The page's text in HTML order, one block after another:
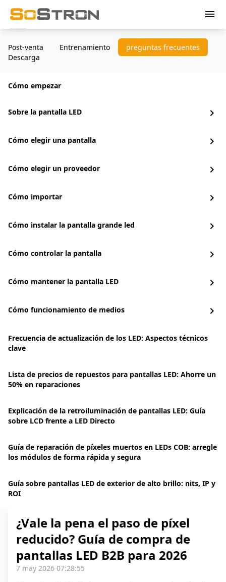
menu
Post-venta Entrenamiento
preguntas frecuentes
Descarga
Cómo empezar
Sobre la pantalla LED chevron_right
Cómo elegir una pantalla chevron_right
Cómo elegir un proveedor chevron_right
Cómo importar chevron_right
Cómo instalar la pantalla grande led chevron_right
Cómo controlar la pantalla chevron_right
Cómo mantener la pantalla LED chevron_right
Cómo funcionamiento de medios chevron_right
Frecuencia de actualización de los LED: Aspectos técnicos
clave
Lista de precios de repuestos para pantallas LED: Ahorre un
50% en reparaciones
Explicación de la retroiluminación de pantallas LED: Guía
sobre LCD frente a LED Directo
Guía de reparación de píxeles muertos en LEDs COB: arregle
los módulos de forma rápida y segura
Guía sobre pantallas LED de exterior de alto brillo: nits, IP y
ROI
¿Vale la pena el paso de píxel
reducido? Guía de compra de
pantallas LED B2B para 2026
7 may 2026 07:28:55